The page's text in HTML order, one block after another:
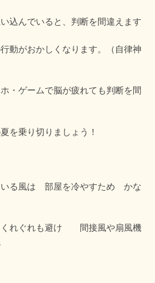
込んでいると、判断を間違えます
動がおかしくなります。（自律神
・ゲームで脳が疲れても判断を間
を乗り切りましょう！
る風は 部屋を冷やすため かな
れぐれも避け 間接風や扇風機